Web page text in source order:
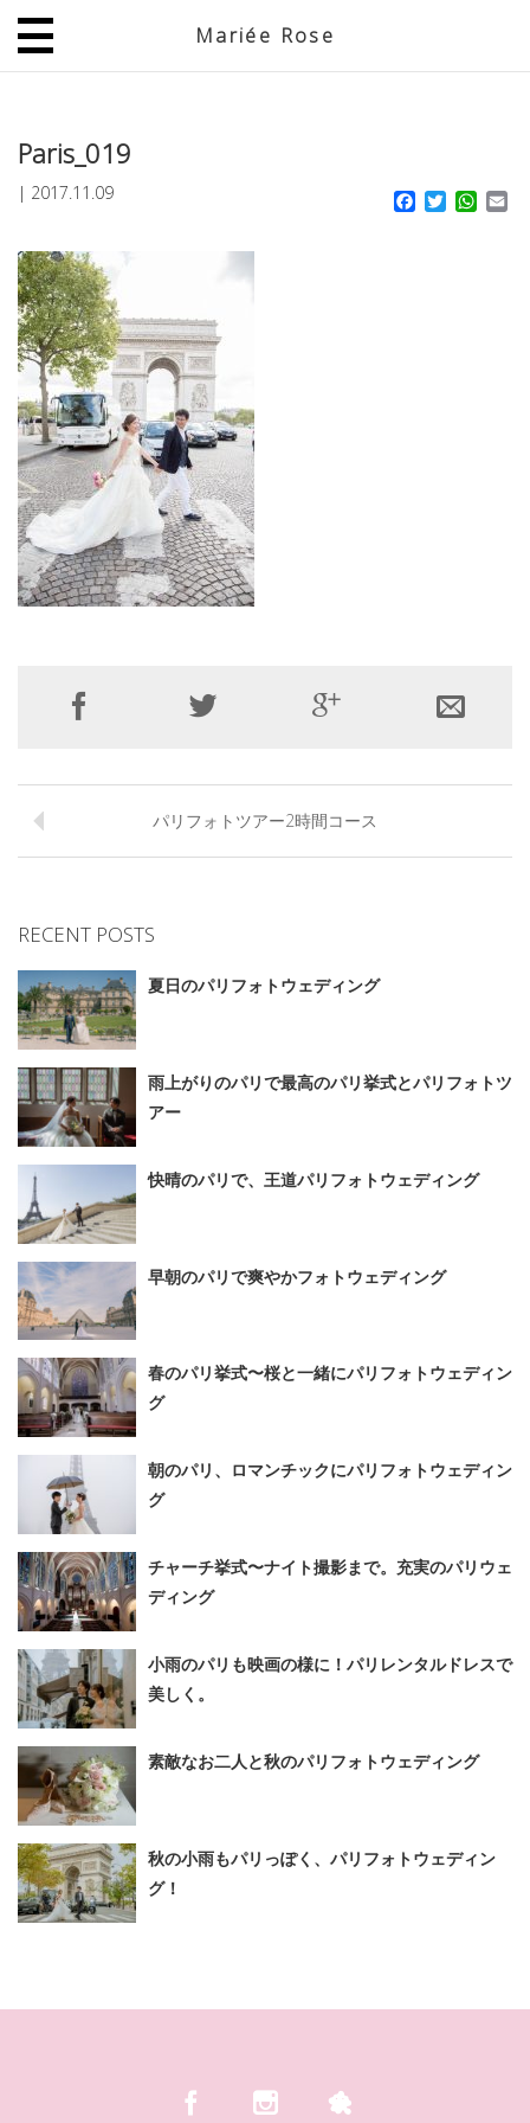
Mariée Rose
Paris_019
| 2017.11.09 Facebook
Twitter
パリフォトツアー2時間コース
RECENT POSTS
夏日のパリフォトウェディング
雨上がりのパリで最高のパリ挙式とパリフォトツ
アー
快晴のパリで、王道パリフォトウェディング
早朝のパリで爽やかフォトウェディング
春のパリ挙式〜桜と一緒にパリフォトウェディン
グ
朝のパリ、ロマンチックにパリフォトウェディン
グ
チャーチ挙式〜ナイト撮影まで。充実のパリウェ
ディング
小雨のパリも映画の様に！パリレンタルドレスで
美しく。
素敵なお二人と秋のパリフォトウェディング
秋の小雨もパリっぽく、パリフォトウェディン
グ！